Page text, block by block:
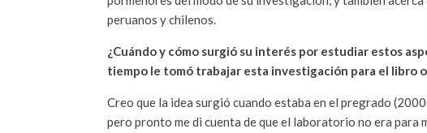
peruanos y chilenos.
¿Cuándo y cómo surgió su interés por estudiar estos
tiempo le tomó trabajar esta investigación para el libro
Creo que la idea surgió cuando estaba en el pregrado
pero pronto me di cuenta de que el laboratorio no era para